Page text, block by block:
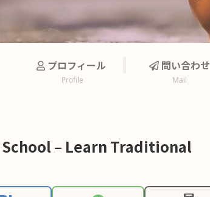
プロフィール
Profile
問い合わせ
Mail
– Learn Traditional